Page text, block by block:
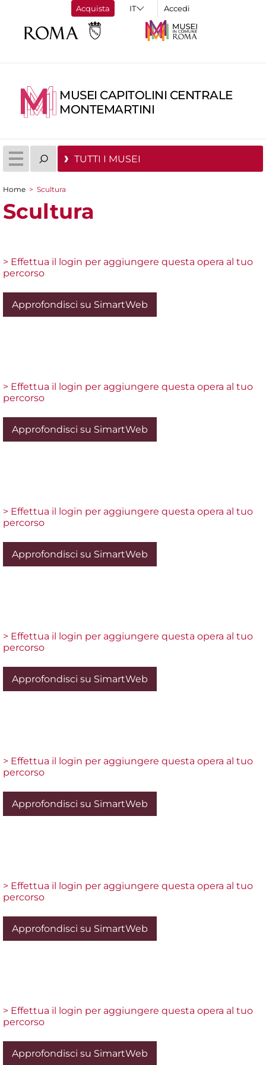
Acquista Accedi
MUSEI CAPITOLINI CENTRALE
MONTEMARTINI
TUTTI I MUSEI
Tu sei qui
Home > Scultura
Scultura
> Effettua il login per aggiungere questa opera al tuo
percorso
Approfondisci su SimartWeb
> Effettua il login per aggiungere questa opera al tuo
percorso
Approfondisci su SimartWeb
> Effettua il login per aggiungere questa opera al tuo
percorso
Approfondisci su SimartWeb
> Effettua il login per aggiungere questa opera al tuo
percorso
Approfondisci su SimartWeb
> Effettua il login per aggiungere questa opera al tuo
percorso
Approfondisci su SimartWeb
> Effettua il login per aggiungere questa opera al tuo
percorso
Approfondisci su SimartWeb
> Effettua il login per aggiungere questa opera al tuo
percorso
Approfondisci su SimartWeb